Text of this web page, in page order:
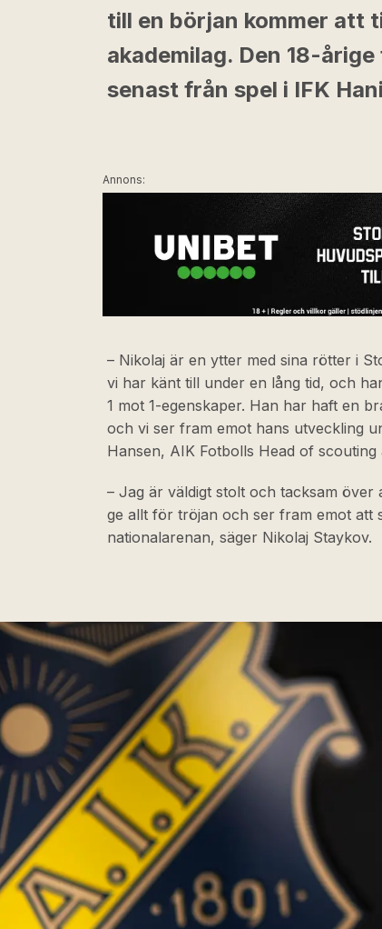
till en början kommer att
akademilag. Den 18-
senast från spel i IFK
Annons:
– Nikolaj är en ytter med sina rötter i
vi har känt till under en lång tid, och
1 mot 1-egenskaper. Han har haft en
och vi ser fram emot hans utveckling
Hansen, AIK Fotbolls Head of
– Jag är väldigt stolt och tacksam
ge allt för tröjan och ser fram emot att
nationalarenan, säger Nikolaj Staykov.